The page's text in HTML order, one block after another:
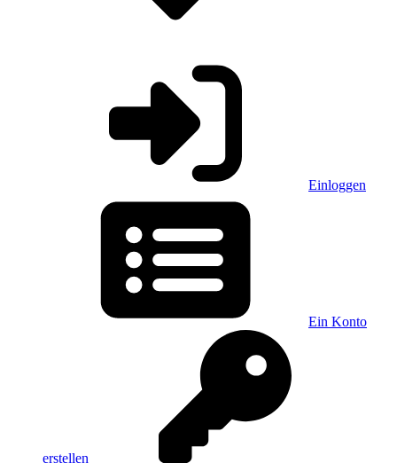
Einloggen
Ein Konto
erstellen